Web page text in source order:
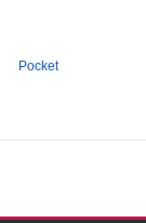
Pocket